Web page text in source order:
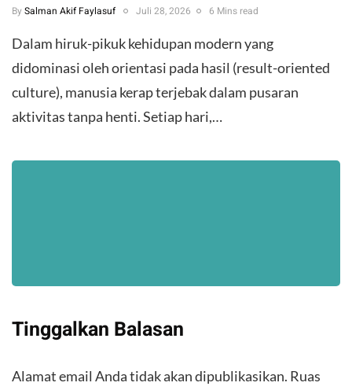
By Salman Akif Faylasuf Juli 28, 2026 6 Mins read
Dalam hiruk-pikuk kehidupan modern yang
didominasi oleh orientasi pada hasil (result-oriented
culture), manusia kerap terjebak dalam pusaran
aktivitas tanpa henti. Setiap hari,…
Tinggalkan Balasan
Alamat email Anda tidak akan dipublikasikan. Ruas